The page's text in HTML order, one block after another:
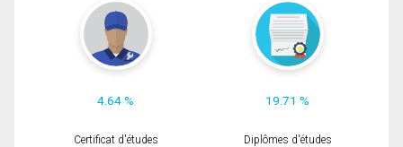
4.64 % 19.71 %
Certificat d'études
Diplômes d'études